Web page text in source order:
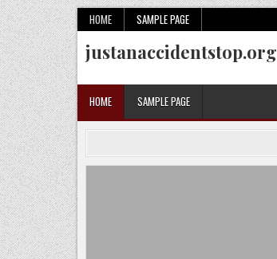
Skip
to
content
HOME SAMPLE PAGE
justanaccidentstop.org
HOME SAMPLE PAGE